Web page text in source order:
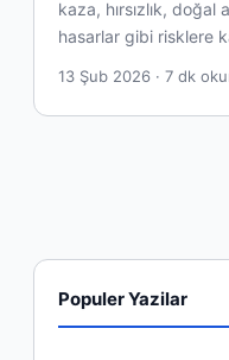
kaza, hırsızlık,
hasarlar gibi risklere
13 Şub 2026 · 7 dk
Populer Yazilar